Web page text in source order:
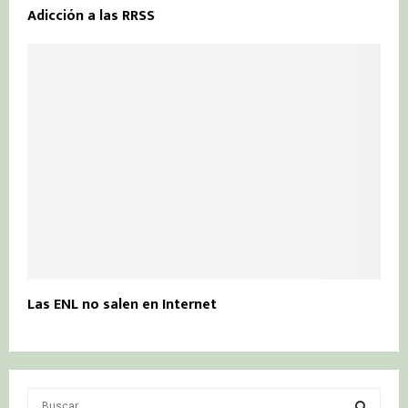
Adicción a las RRSS
Las ENL no salen en Internet